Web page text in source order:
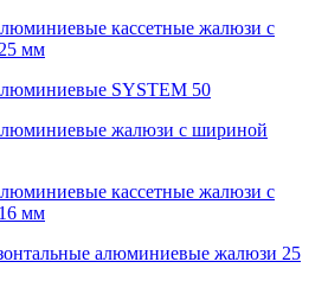
кассетные жалюзи с
мм
SYSTEM 50
жалюзи с шириной
кассетные жалюзи с
мм
алюминиевые жалюзи 25